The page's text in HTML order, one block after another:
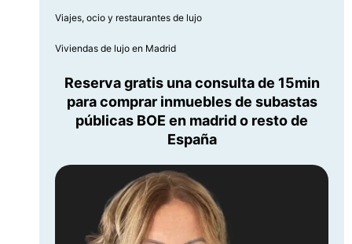
Viajes, ocio y restaurantes de lujo
Viviendas de lujo en Madrid
Reserva gratis una consulta de 15min
para comprar inmuebles de subastas
públicas BOE en madrid o resto de
España